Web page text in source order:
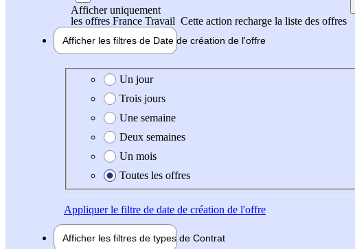
Afficher uniquement
les offres France Travail Cette action recharge la liste des offres
Afficher les filtres de Date de création de l'offre
Date de création de l'offre
Un jour
Trois jours
Une semaine
Deux semaines
Un mois
Toutes les offres
Appliquerle filtre de date de création de l'offre
Afficher les filtres de types de Contrat